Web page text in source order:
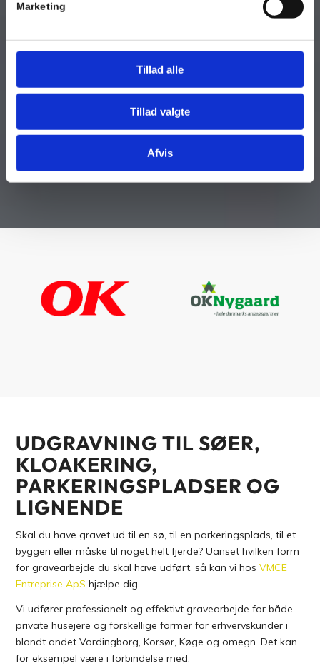
Marketing
Tillad alle
Tillad valgte
Afvis
UDGRAVNING TIL SØER,
KLOAKERING,
PARKERINGSPLADSER OG
LIGNENDE
Skal du have gravet ud til en sø, til en parkeringsplads, til et
byggeri eller måske til noget helt fjerde? Uanset hvilken form
for gravearbejde du skal have udført, så kan vi hosVMCE
Entreprise ApS hjælpe dig.
Vi udfører professionelt og effektivt gravearbejde for både
private husejere og forskellige former for erhvervskunder i
blandt andet Vordingborg, Korsør, Køge og omegn. Det kan
for eksempel være i forbindelse med: